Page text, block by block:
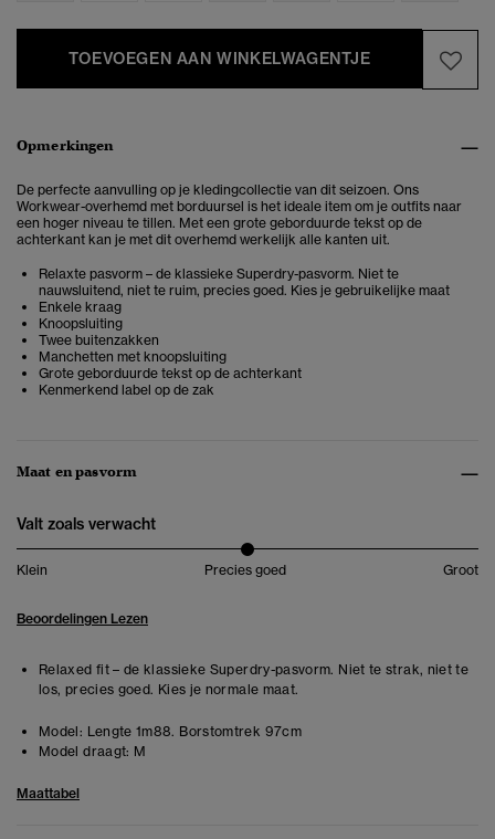
TOEVOEGEN AAN WINKELWAGENTJE
Opmerkingen
De perfecte aanvulling op je kledingcollectie van dit seizoen. Ons
Workwear-overhemd met borduursel is het ideale item om je outfits naar
een hoger niveau te tillen. Met een grote geborduurde tekst op de
achterkant kan je met dit overhemd werkelijk alle kanten uit.
Relaxte pasvorm – de klassieke Superdry-pasvorm. Niet te
nauwsluitend, niet te ruim, precies goed. Kies je gebruikelijke maat
Enkele kraag
Knoopsluiting
Twee buitenzakken
Manchetten met knoopsluiting
Grote geborduurde tekst op de achterkant
Kenmerkend label op de zak
Maat en pasvorm
Valt zoals verwacht
Klein Precies goed Groot
Beoordelingen Lezen
Relaxed fit – de klassieke Superdry-pasvorm. Niet te strak, niet te
los, precies goed. Kies je normale maat.
Model: Lengte 1m88. Borstomtrek 97cm
Model draagt: M
Maattabel